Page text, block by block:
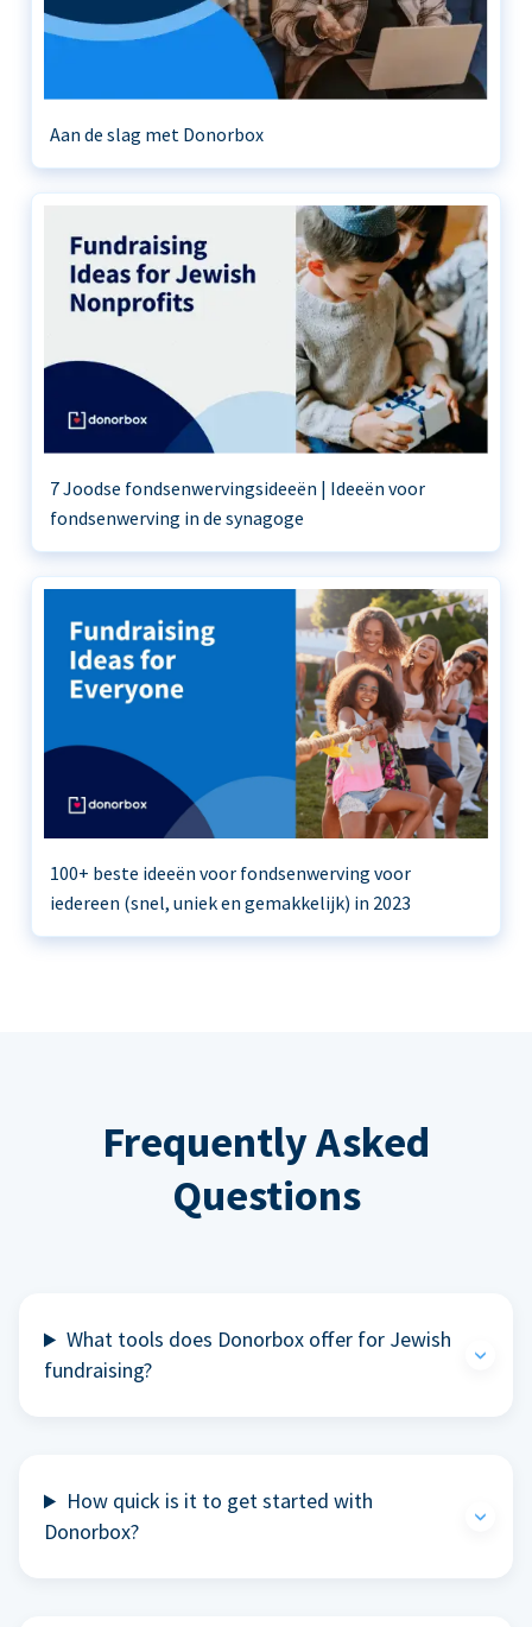
Aan de slag met Donorbox
7 Joodse fondsenwervingsideeën | Ideeën voor
fondsenwerving in de synagoge
100+ beste ideeën voor fondsenwerving voor
iedereen (snel, uniek en gemakkelijk) in 2023
Frequently Asked
Questions
What tools does Donorbox offer for Jewish
fundraising?
How quick is it to get started with
Donorbox?